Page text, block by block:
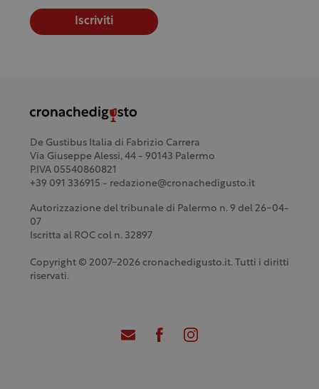
Iscriviti
De Gustibus Italia di Fabrizio Carrera
Via Giuseppe Alessi, 44 - 90143 Palermo
P.IVA 05540860821
+39 091 336915 - redazione@cronachedigusto.it
Autorizzazione del tribunale di Palermo n. 9 del 26-04-
07
Iscritta al ROC col n. 32897
Copyright © 2007-2026 cronachedigusto.it. Tutti i diritti
riservati.